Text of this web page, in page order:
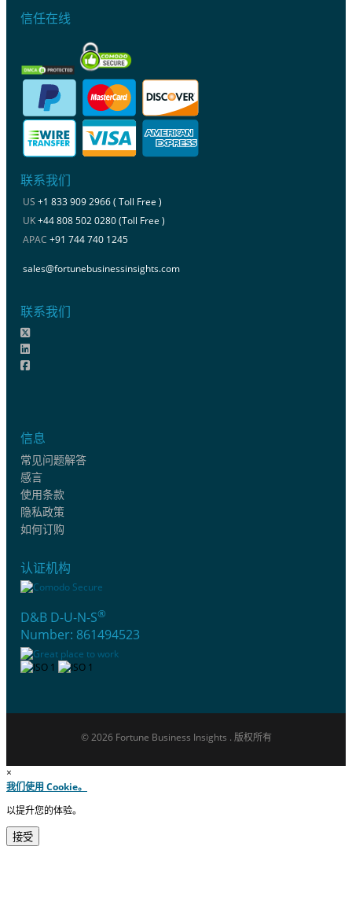
信任在线
联系我们
US +1 833 909 2966 ( Toll Free )
UK+44 808 502 0280 (Toll Free )
APAC +91 744 740 1245
sales@fortunebusinessinsights.com
联系我们
信息
常见问题解答
感言
使用条款
隐私政策
如何订购
认证机构
D&B D-U-N-S®
Number: 861494523
© 2026 Fortune Business Insights . 版权所有
×
我们使用 Cookie。
以提升您的体验。
接受